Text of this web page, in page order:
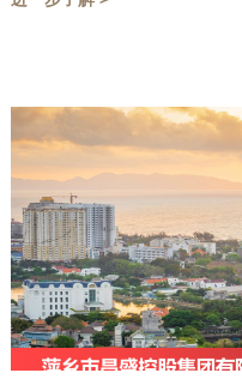
调整》课题研究……